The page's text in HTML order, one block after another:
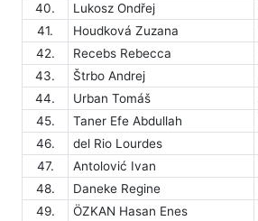
40.
Lukosz Ondřej
41.
Houdková Zuzana
42.
Recebs Rebecca
43.
Štrbo Andrej
44.
Urban Tomáš
45.
Taner Efe Abdullah
46.
del Rio Lourdes
47.
Antolović Ivan
48.
Daneke Regine
49.
ÖZKAN Hasan Enes